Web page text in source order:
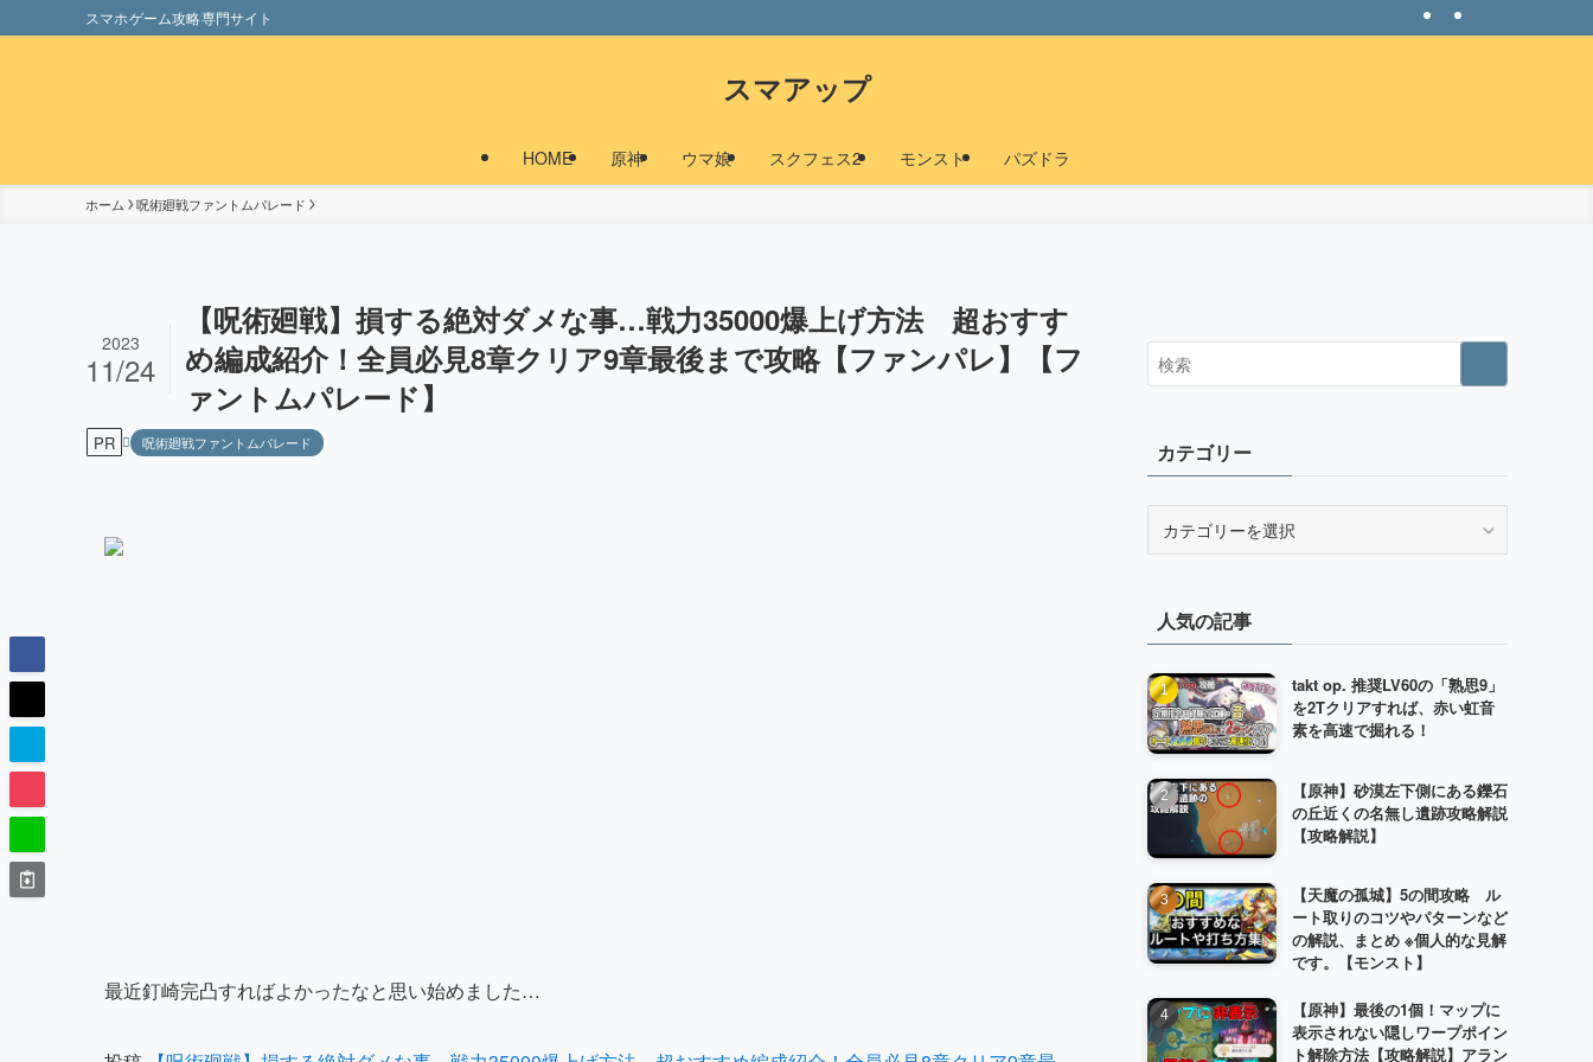
スマホゲーム攻略専門サイト
スマアップ
HOME 原神 ウマ娘 スクフェス2 モンスト パズドラ
ホーム 呪術廻戦ファントムパレード
【呪術廻戦】損する絶対ダメな事…戦力35000爆上げ方法 超おすす
め編成紹介！全員必見8章クリア9章最後まで攻略【ファンパレ】【フ
ァントムパレード】
2023
11/24
PR 呪術廻戦ファントムパレード
最近釘崎完凸すればよかったなと思い始めました…
カテゴリー
ー人気の記事
takt op. 推奨LV60の「熟思9」
を2Tクリアすれば、赤い虹音
素を高速で掘れる！
【原神】砂漠左下側にある鑠石
の丘近くの名無し遺跡攻略解説
【攻略解説】
【天魔の孤城】5の間攻略 ル
ート取りのコツやパターンなど
の解説、まとめ ※個人的な見解
です。【モンスト】
【原神】最後の1個！マップに
表示されない隠しワープポイン
ト解除方法【攻略解説】アラン